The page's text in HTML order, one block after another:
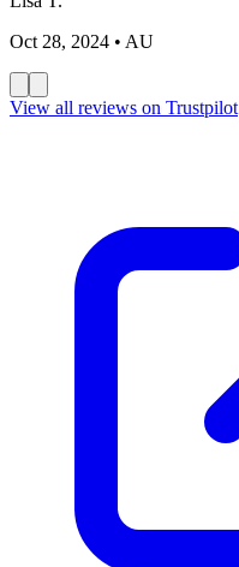
Oct 28, 2024 • AU
View all reviews on Trustpilot